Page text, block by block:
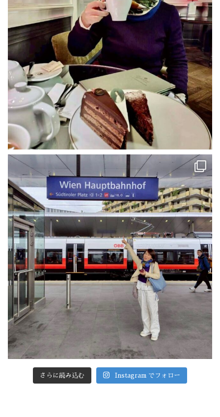
さらに読み込む Instagram でフォロー